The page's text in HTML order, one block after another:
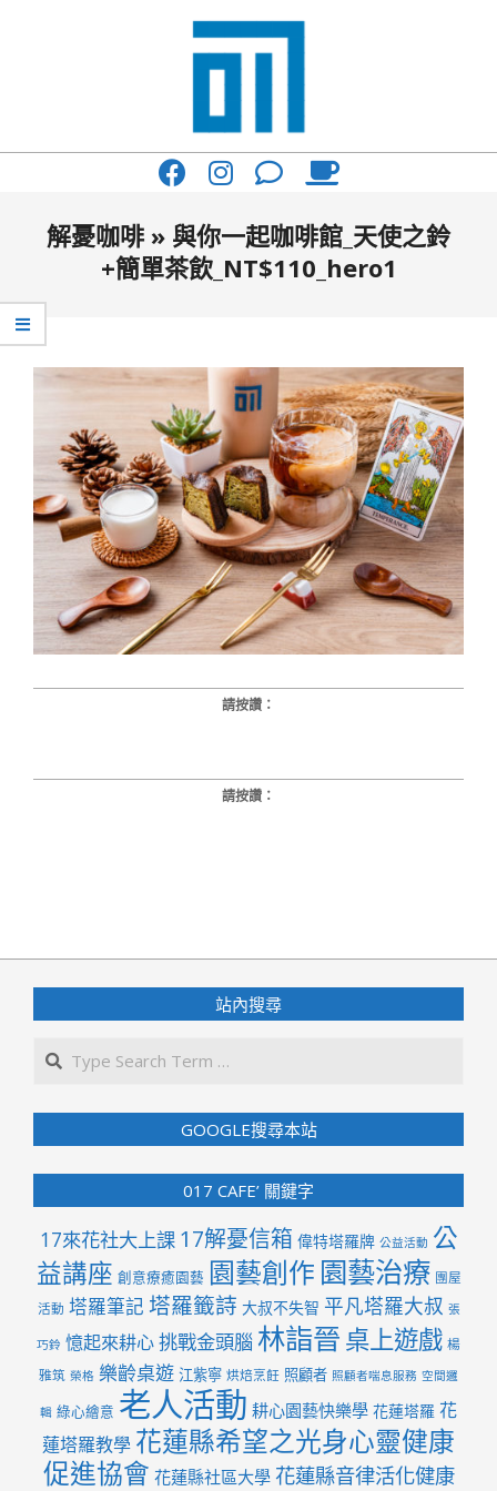
017
與
一
起
咖
解憂咖啡 » 與你一起咖啡館_天使之鈴
+簡單茶飲_NT$110_hero1
請按讚：
請按讚：
03-
31
站內搜尋
GOOGLE搜尋本站
017 CAFE’ 關鍵字
17來花社大上課 17解憂信箱 偉特塔羅牌 公益活動 公
益講座 創意療癒園藝 園藝創作 園藝治療 團屋
活動 塔羅筆記 塔羅籤詩 大叔不失智 平凡塔羅大叔 張
巧鈴 憶起來耕心挑戰金頭腦 林詣晉桌上遊戲 楊
雅筑 榮格 樂齡桌遊 江紫寧 烘焙烹飪 照顧者 照顧者喘息服務 空間邏
輯 綠心繪意 老人活動 耕心園藝快樂學 花蓮塔羅 花
蓮塔羅教學 花蓮縣希望之光身心靈健康
促進協會 花蓮縣社區大學 花蓮縣音律活化健康